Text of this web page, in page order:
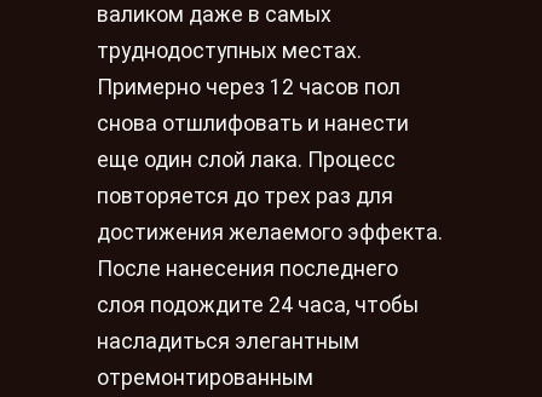
валиком даже в самых
труднодоступных местах.
Примерно через 12 часов пол
снова отшлифовать и нанести
еще один слой лака. Процесс
повторяется до трех раз для
достижения желаемого эффекта.
После нанесения последнего
слоя подождите 24 часа, чтобы
насладиться элегантным
отремонтированным